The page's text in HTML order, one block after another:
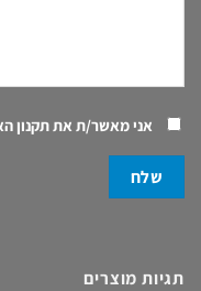
אני מאשר/ת אתתקנון
תגיות מוצרים